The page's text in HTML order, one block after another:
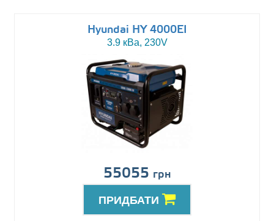
Hyundai HY 4000EI
3.9 кВа, 230V
55055 грн
ПРИДБАТИ